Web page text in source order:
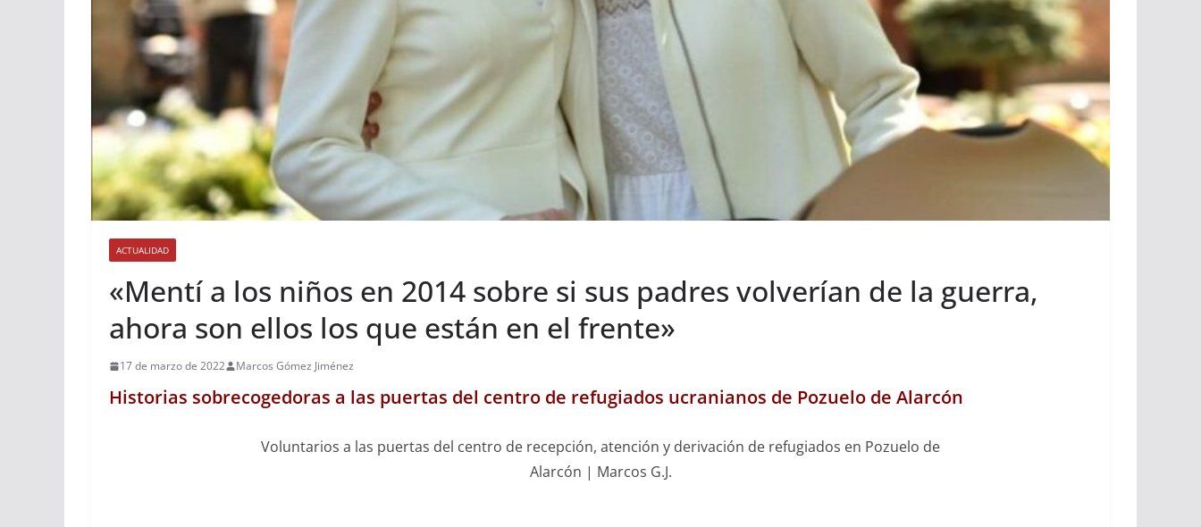
ACTUALIDAD
«Mentí a los niños en 2014 sobre si sus padres volverían de la guerra,
ahora son ellos los que están en el frente»
17 de marzo de 2022 Marcos Gómez Jiménez
Historias sobrecogedoras a las puertas del centro de refugiados ucranianos de Pozuelo de Alarcón
Voluntarios a las puertas del centro de recepción, atención y derivación de refugiados en Pozuelo de
Alarcón | Marcos G.J.